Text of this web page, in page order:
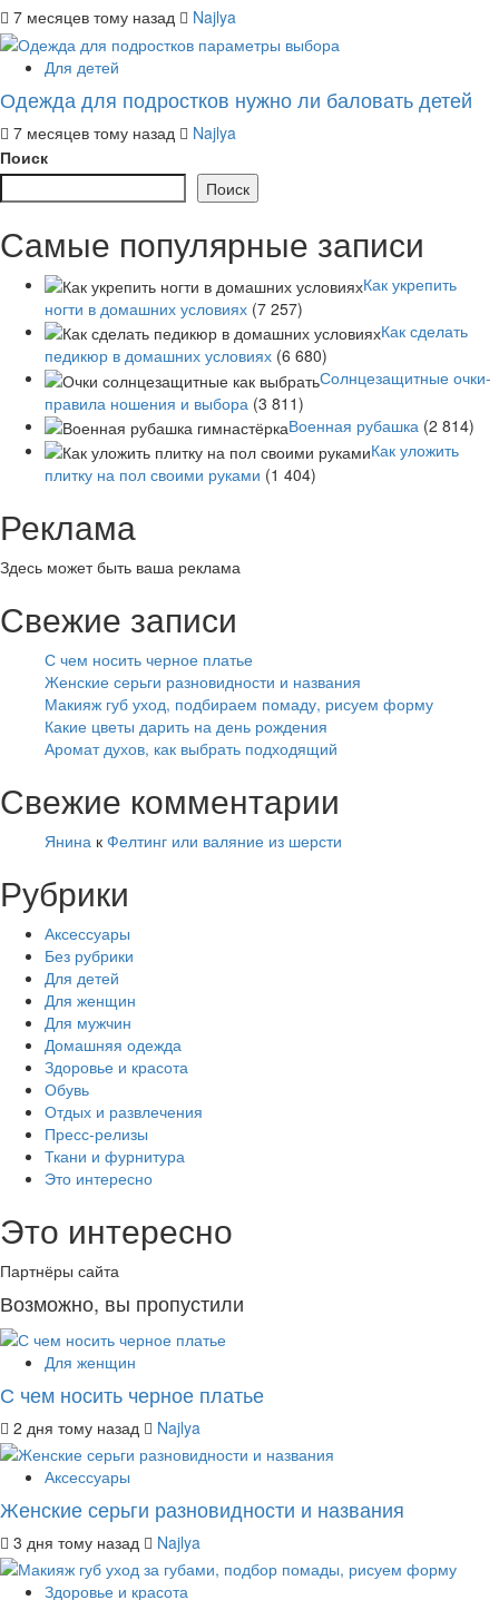
7 месяцев тому назад Najlya
Для детей
Одежда для подростков нужно ли баловать детей
7 месяцев тому назад
Najlya
Поиск
Поиск
Самые популярные записи
Как укрепить
ногти в домашних условиях (7 257)
Как сделать
педикюр в домашних условиях (6 680)
Солнцезащитные очки-
правила ношения и выбора (3 811)
Военная рубашка (2 814)
Как уложить
плитку на пол своими руками (1 404)
Реклама
Здесь может быть ваша реклама
Свежие записи
С чем носить черное платье
Женские серьги разновидности и названия
Макияж губ уход, подбираем помаду, рисуем форму
Какие цветы дарить на день рождения
Аромат духов, как выбрать подходящий
Свежие комментарии
Янина к Фелтинг или валяние из шерсти
Рубрики
Аксессуары
Без рубрики
Для детей
Для женщин
Для мужчин
Домашняя одежда
Здоровье и красота
Обувь
Отдых и развлечения
Пресс-релизы
Ткани и фурнитура
Это интересно
Это интересно
Партнёры сайта
Возможно, вы пропустили
Для женщин
С чем носить черное платье
2 дня тому назад Najlya
Аксессуары
Женские серьги разновидности и названия
3 дня тому назад Najlya
Здоровье и красота